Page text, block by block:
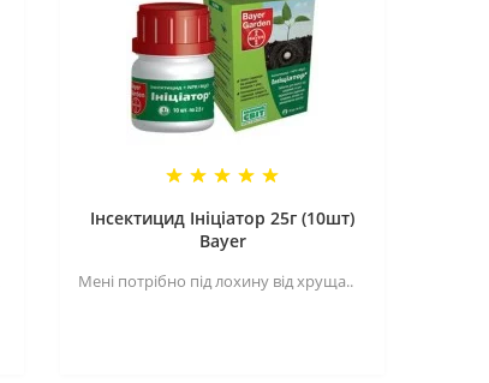
Інсектицид Ініціатор 25г (10шт)
Bayer
Мені потрібно під лохину від хруща..